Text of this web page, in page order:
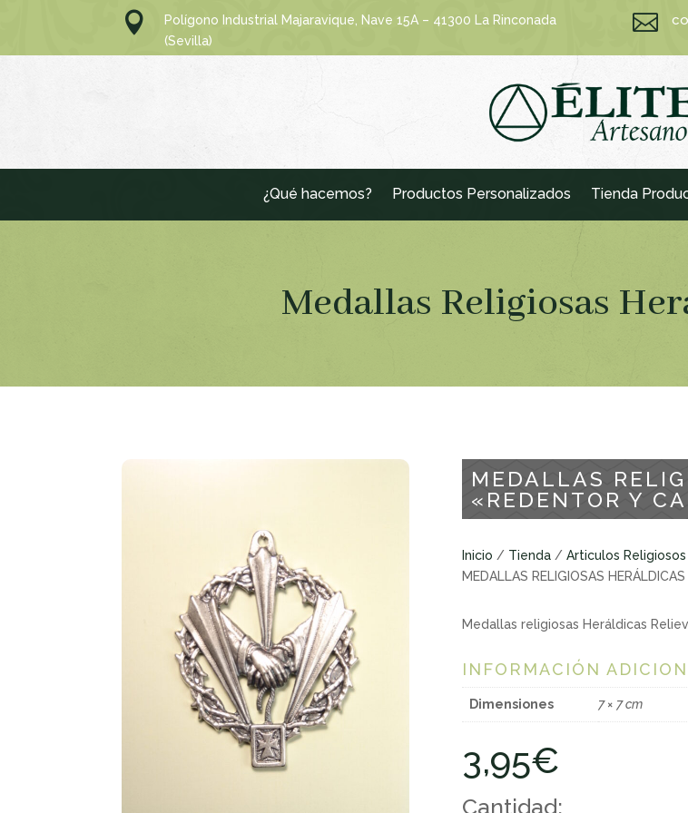

Polígono Industrial Majaravique, Nave 15A – 41300 La Rinconada
(Sevilla)

¿Qué hacemos? Productos Personalizados Tienda
Medallas Religiosas
MEDALLAS
«REDENTOR Y
Inicio / Tienda /Articulos Religiosos
MEDALLAS RELIGIOSAS
Medallas religiosas Heráldicas
INFORMACIÓN
Dimensiones 7 × 7 cm
3,95€
Cantidad: